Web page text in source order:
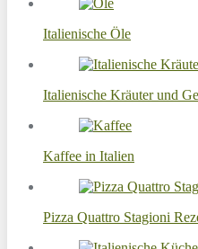
Italienische Öle
Italienische Kräuter und
Kaffee in Italien
Pizza Quattro Stagioni